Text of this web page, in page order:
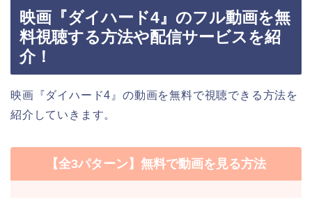
映画『ダイハード4』のフル動画を無
料視聴する方法や配信サービスを紹
介！
映画『ダイハード4』の動画を無料で視聴できる方法を
紹介していきます。
【全3パターン】無料で動画を見る方法